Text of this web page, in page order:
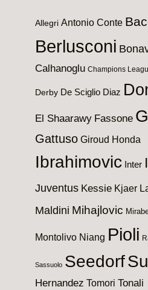
Allegri Antonio Conte
Berlusconi
Calhanoglu Champions
Derby De Sciglio Diaz
El Shaarawy Fassone
Gattuso Giroud Honda
Ibrahimovic Inter
Juventus Kessie Kjaer
Maldini Mihajlovic
Montolivo Niang Pioli
Sassuolo Seedorf
Hernandez Tomori Tonali